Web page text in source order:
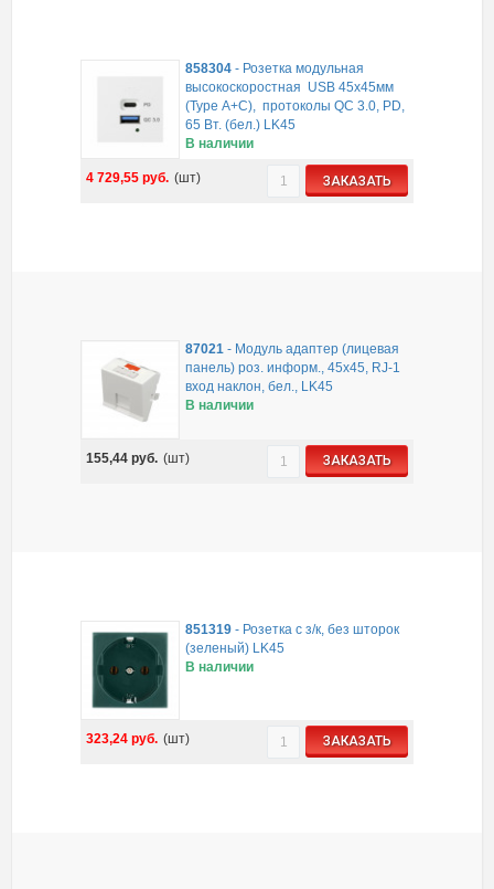
858304- Розетка модульная
высокоскоростная USB 45х45мм
(Type А+С), протоколы QC 3.0, PD,
65 Вт. (бел.) LK45
В наличии
4 729,55 руб. (шт) ЗАКАЗАТЬ
87021- Модуль адаптер (лицевая
панель) роз. информ., 45x45, RJ-1
вход наклон, бел., LK45
В наличии
155,44 руб. (шт) ЗАКАЗАТЬ
851319- Розетка с з/к, без шторок
(зеленый) LK45
В наличии
323,24 руб. (шт) ЗАКАЗАТЬ